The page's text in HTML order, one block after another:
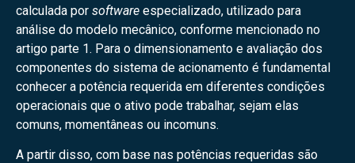
calculada por software especializado, utilizado para
análise do modelo mecânico, conforme mencionado no
artigo parte 1. Para o dimensionamento e avaliação dos
componentes do sistema de acionamento é fundamental
conhecer a potência requerida em diferentes condições
operacionais que o ativo pode trabalhar, sejam elas
comuns, momentâneas ou incomuns.
A partir disso, com base nas potências requeridas são